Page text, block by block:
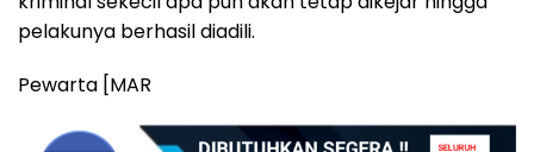
pelakunya berhasil diadili.
Pewarta [MAR